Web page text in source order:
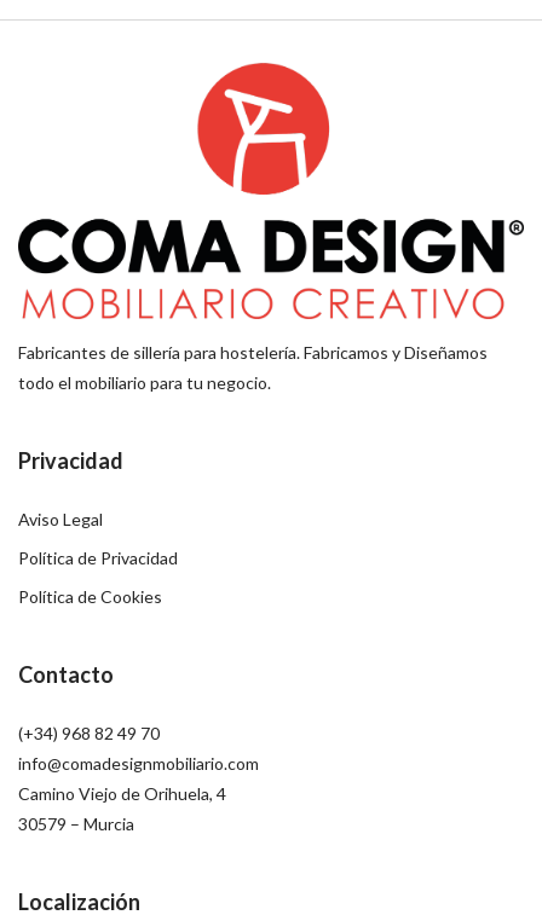
Fabricantes de sillería para hostelería. Fabricamos y Diseñamos
todo el mobiliario para tu negocio.
Privacidad
Aviso Legal
Política de Privacidad
Política de Cookies
Contacto
(+34) 968 82 49 70
info@comadesignmobiliario.com
Camino Viejo de Orihuela, 4
30579 – Murcia
Localización